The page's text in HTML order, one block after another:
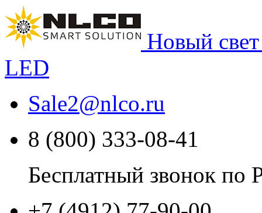
Новый
LED
Sale2@nlco.ru
8 (800) 333-08-41
Бесплатный звонок по